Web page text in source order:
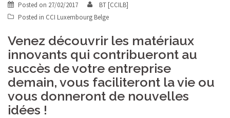
Posted on 27/02/2017
BT [CCILB]
Posted in CCI Luxembourg Belge
Venez découvrir les matériaux
innovants qui contribueront au
succès de votre entreprise
demain, vous faciliteront la vie ou
vous donneront de nouvelles
idées !